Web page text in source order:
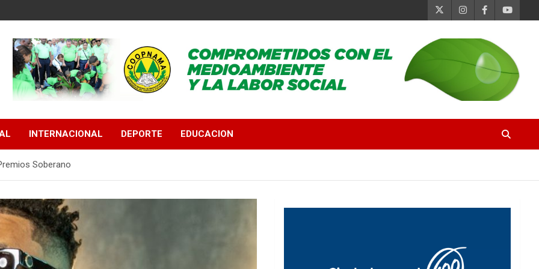
INTERNACIONAL DEPORTE EDUCACION
Soberano